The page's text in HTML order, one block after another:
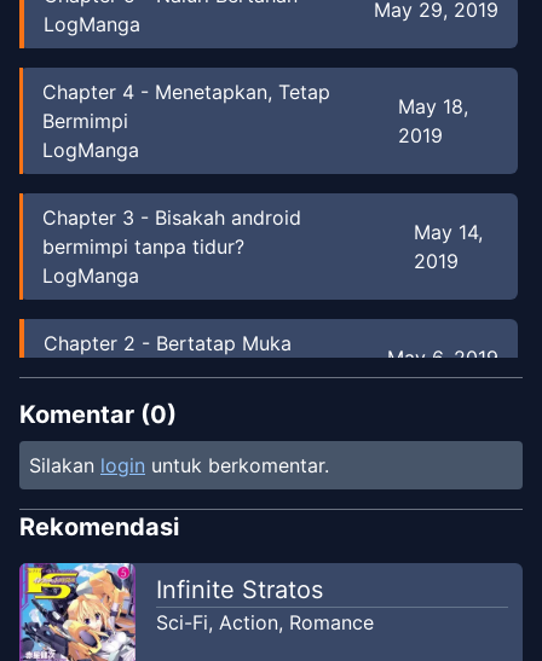
LogManga
May 29, 2019
Chapter 4 - Menetapkan, Tetap
Bermimpi
LogManga
May 18,
2019
Chapter 3 - Bisakah android
bermimpi tanpa tidur?
LogManga
May 14,
2019
Chapter 2 - Bertatap Muka
LogManga
May 6, 2019
Chapter1
LogManga
Komentar (0)
Silakan login untuk berkomentar.
Rekomendasi
Infinite Stratos
Sci-Fi, Action, Romance